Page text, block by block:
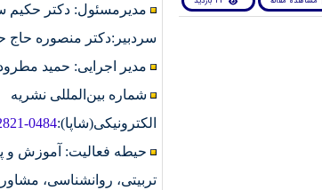
مدیرمسئول: دکتر حکیم
سردبیر:دکتر منصوره حاج
مدیر اجرایی: حمید
شماره بین‌المللی نشریه
الکترونیکی(شاپا):0484
حیطه فعالیت: آموزش و
تربیتی، روانشناسی،